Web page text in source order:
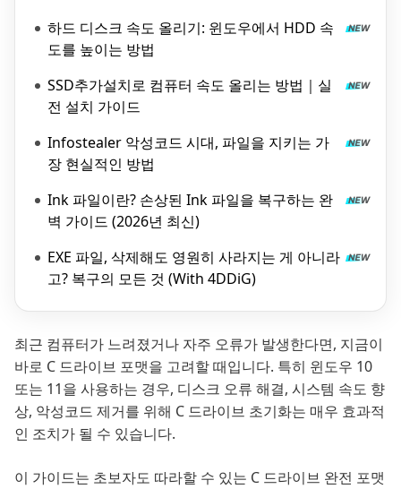
하드 디스크 속도 올리기: 윈도우에서 HDD 속
도를 높이는 방법
SSD추가설치로 컴퓨터 속도 올리는 방법｜실
전 설치 가이드
Infostealer 악성코드 시대, 파일을 지키는 가
장 현실적인 방법
Ink 파일이란? 손상된 Ink 파일을 복구하는 완
벽 가이드 (2026년 최신)
EXE 파일, 삭제해도 영원히 사라지는 게 아니라
고? 복구의 모든 것 (With 4DDiG)
최근 컴퓨터가 느려졌거나 자주 오류가 발생한다면, 지금이
바로 C 드라이브 포맷을 고려할 때입니다. 특히 윈도우 10
또는 11을 사용하는 경우, 디스크 오류 해결, 시스템 속도 향
상, 악성코드 제거를 위해 C 드라이브 초기화는 매우 효과적
인 조치가 될 수 있습니다.
이 가이드는 초보자도 따라할 수 있는 C 드라이브 완전 포맷